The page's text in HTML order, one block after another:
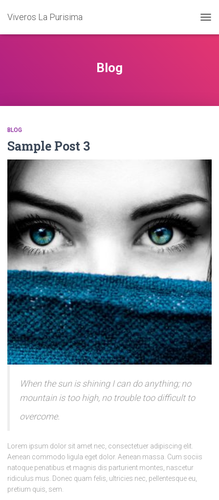
Viveros La Purisima
Blog
BLOG
Sample Post 3
When the sun is shining I can do anything; no
mountain is too high, no trouble too difficult to
overcome.
Lorem ipsum dolor sit amet nec, consectetuer adipiscing elit.
Aenean commodo ligula eget dolor. Aenean massa. Cum sociis
natoque penatibus et magnis dis parturient montes, nascetur
ridiculus mus. Donec quam felis, ultricies nec, pellentesque eu,
pretium quis, sem.